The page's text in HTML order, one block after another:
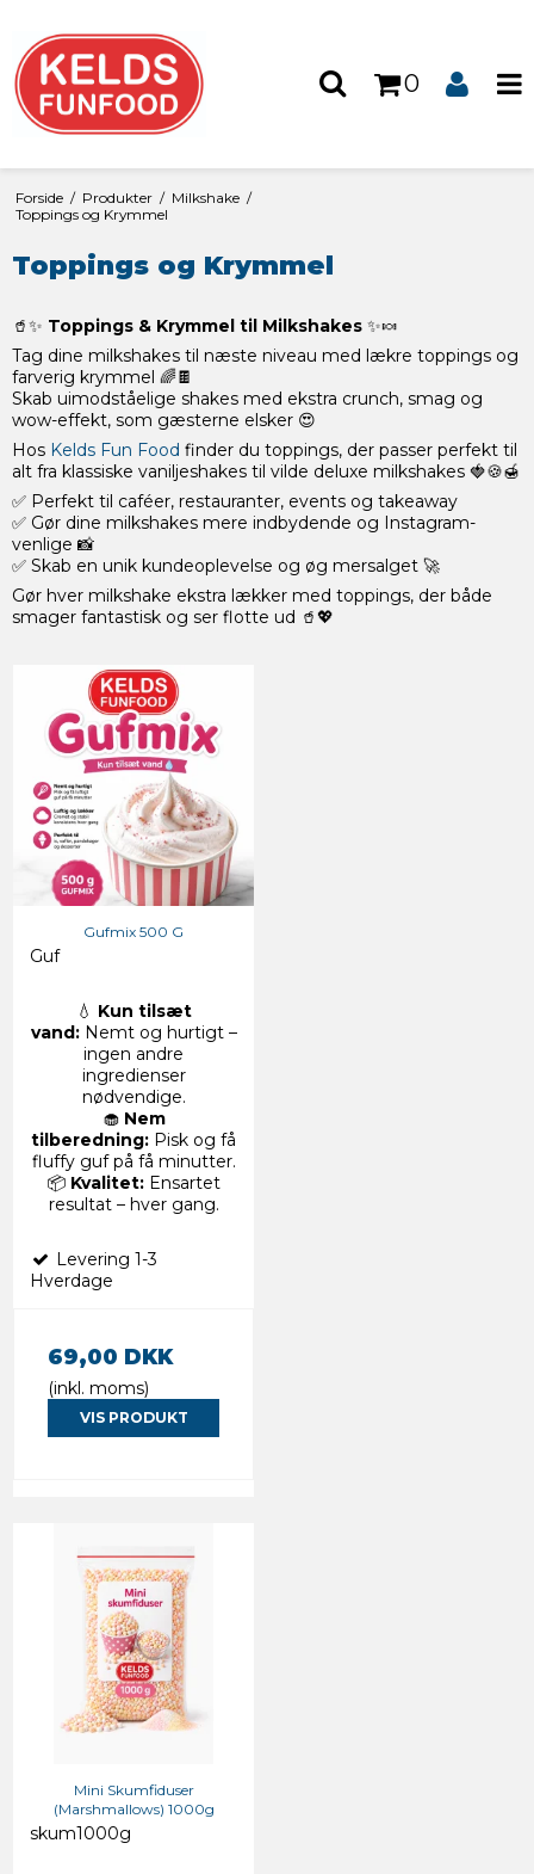
0
Forside / Produkter / Milkshake /
Toppings og Krymmel
Toppings og Krymmel
🥤✨ Toppings & Krymmel til Milkshakes ✨🍬
Tag dine milkshakes til næste niveau med lækre toppings og
farverig krymmel 🌈🍫
Skab uimodståelige shakes med ekstra crunch, smag og
wow-effekt, som gæsterne elsker 😍
Hos Kelds Fun Food finder du toppings, der passer perfekt til
alt fra klassiske vaniljeshakes til vilde deluxe milkshakes 🍓🍪🍯
✅ Perfekt til caféer, restauranter, events og takeaway
✅ Gør dine milkshakes mere indbydende og Instagram-
venlige 📸
✅ Skab en unik kundeoplevelse og øg mersalget 🚀
Gør hver milkshake ekstra lækker med toppings, der både
smager fantastisk og ser flotte ud 🥤💖
Gufmix 500 G
Guf
💧 Kun tilsæt
vand:Nemt og hurtigt –
ingen andre
ingredienser
nødvendige.
🧁 Nem
tilberedning: Pisk og få
fluffy guf på få minutter.
📦 Kvalitet:Ensartet
resultat – hver gang.
Levering 1-3
Hverdage
69,00 DKK
(inkl. moms)
VIS PRODUKT
Mini Skumfiduser
(Marshmallows) 1000g
skum1000g